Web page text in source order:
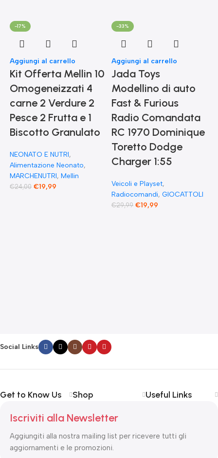
-17%
Aggiungi al carrello
Kit Offerta Mellin 10
Omogeneizzati 4
carne 2 Verdure 2
Pesce 2 Frutta e 1
Biscotto Granulato
NEONATO E NUTRI,
Alimentazione Neonato,
MARCHENUTRI, Mellin
€24,00 €19,99
-33%
Aggiungi al carrello
Jada Toys
Modellino di auto
Fast & Furious
Radio Comandata
RC 1970 Dominique
Toretto Dodge
Charger 1:55
Veicoli e Playset,
Radiocomandi, GIOCATTOLI
€29,99 €19,99
Social Links
Get to Know Us Shop Useful Links
Iscriviti alla Newsletter
Aggiungiti alla nostra mailing list per ricevere tutti gli
aggiornamenti e le promozioni.